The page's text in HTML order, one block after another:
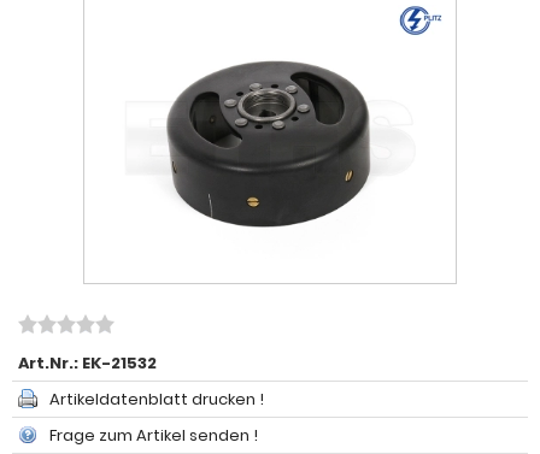
Art.Nr.: EK-21532
Artikeldatenblatt drucken !
Frage zum Artikel senden !